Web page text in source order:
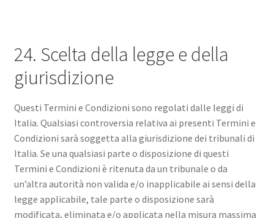
24. Scelta della legge e della
giurisdizione
Questi Termini e Condizioni sono regolati dalle leggi di
Italia. Qualsiasi controversia relativa ai presenti Termini e
Condizioni sarà soggetta alla giurisdizione dei tribunali di
Italia. Se una qualsiasi parte o disposizione di questi
Termini e Condizioni è ritenuta da un tribunale o da
un’altra autorità non valida e/o inapplicabile ai sensi della
legge applicabile, tale parte o disposizione sarà
modificata, eliminata e/o applicata nella misura massima